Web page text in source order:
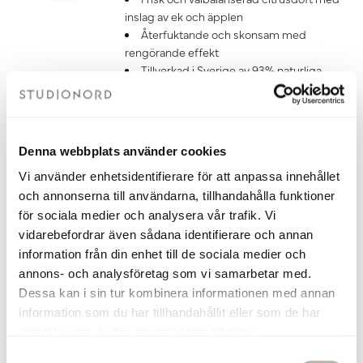
Denna webbplats använder cookies
Vi använder enhetsidentifierare för att anpassa innehållet
och annonserna till användarna, tillhandahålla funktioner
för sociala medier och analysera vår trafik. Vi
vidarebefordrar även sådana identifierare och annan
information från din enhet till de sociala medier och
annons- och analysföretag som vi samarbetar med.
Dessa kan i sin tur kombinera informationen med annan
information som du har tillhandahållit eller som de har
inslag av ek och äpplen
Återfuktande och skonsam med
rengörande effekt
Tillverkad i Sverige av 93% naturliga
Torplyktan Doftpinnar Gryningsljus
Gryningsljus 100 ml
Doftpinnar från Torplyktan med en
uppfriskande doft med inspiration från
naturen, perfekt för rogivande stämning
i ditt badrum, kök eller t.ex. sovrum
Frisk och välbalanserad citrusdoft med